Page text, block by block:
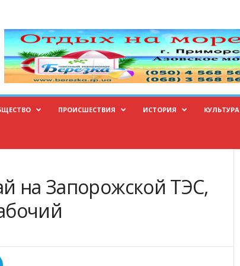
ПРОИСШЕСТВИЯ ИСТОРИЯ КУЛЬТУРА
на Запорожской ТЭС,